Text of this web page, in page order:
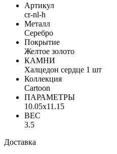
Артикул
cr-nl-h
Металл
Серебро
Покрытие
Желтое золото
КАМНИ
Халцедон сердце 1 шт
Коллекция
Cartoon
ПАРАМЕТРЫ
10.05x11.15
ВЕС
3.5
Доставка